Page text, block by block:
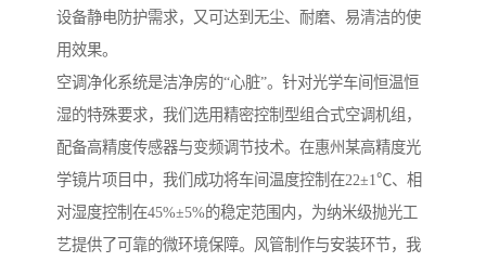
设备静电防护需求，又可达到无尘、耐磨、易清洁的使
用效果。
空调净化系统是洁净房的“心脏”。针对光学车间恒温恒
湿的特殊要求，我们选用精密控制型组合式空调机组，
配备高精度传感器与变频调节技术。在惠州某高精度光
学镜片项目中，我们成功将车间温度控制在22±1℃、相
对湿度控制在45%±5%的稳定范围内，为纳米级抛光工
艺提供了可靠的微环境保障。风管制作与安装环节，我